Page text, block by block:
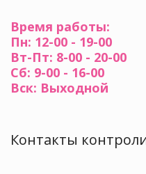
Время работы:
Пн: 12-00 - 19-00
Вт-Пт: 8-00 - 20-00
Сб: 9-00 - 16-00
Вск: Выходной
Контакты